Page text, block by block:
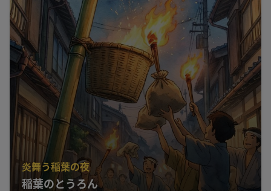
炎舞う稲葉の夜
稲葉のとうろん